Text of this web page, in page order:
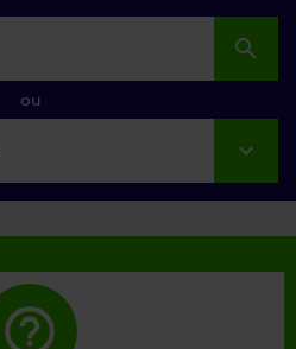
search
ou
help_outline